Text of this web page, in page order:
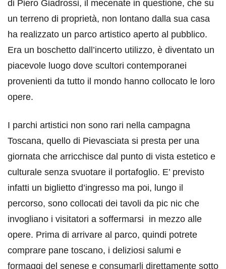
di Piero Giadrossi, il mecenate in questione, che su
un terreno di proprietà, non lontano dalla sua casa
ha realizzato un parco artistico aperto al pubblico.
Era un boschetto dall’incerto utilizzo, è diventato un
piacevole luogo dove scultori contemporanei
provenienti da tutto il mondo hanno collocato le loro
opere.
I parchi artistici non sono rari nella campagna
Toscana, quello di Pievasciata si presta per una
giornata che arricchisce dal punto di vista estetico e
culturale senza svuotare il portafoglio. E’ previsto
infatti un biglietto d’ingresso ma poi, lungo il
percorso, sono collocati dei tavoli da pic nic che
invogliano i visitatori a soffermarsi in mezzo alle
opere. Prima di arrivare al parco, quindi potrete
comprare pane toscano, i deliziosi salumi e
formaggi del senese e consumarli direttamente sotto